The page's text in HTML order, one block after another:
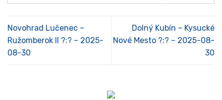
Novohrad Lučenec –
Ružomberok II ?:? – 2025-
08-30
Dolný Kubín – Kysucké
Nové Mesto ?:? – 2025-08-
30